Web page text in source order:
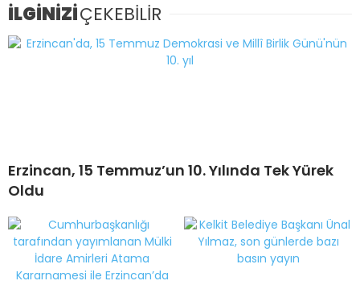
İLGİNİZİÇEKEBİLİR
Erzincan, 15 Temmuz’un 10. Yılında Tek Yürek
Oldu